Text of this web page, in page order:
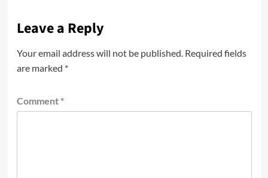
Leave a Reply
Your email address will not be published. Required fields
are marked *
Comment *